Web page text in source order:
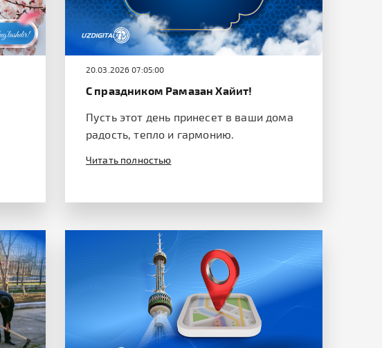
20.03.2026 07:05:00
С праздником Рамазан Хайит!
Пусть этот день принесет в ваши дома
радость, тепло и гармонию.
Читать полностью